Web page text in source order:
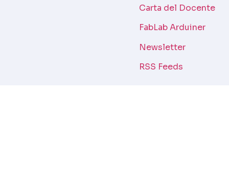
Carta del Docente
FabLab Arduiner
Newsletter
RSS Feeds